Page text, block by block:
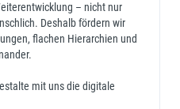
– nicht nur
Deshalb fördern wir
flachen Hierarchien und
mit uns die digitale